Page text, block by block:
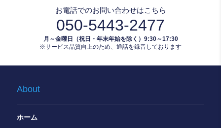
お電話でのお問い合わせはこちら
050-5443-2477
月～金曜日（祝日・年末年始を除く）9:30～17:30
※サービス品質向上のため、通話を録音しております
About
ホーム